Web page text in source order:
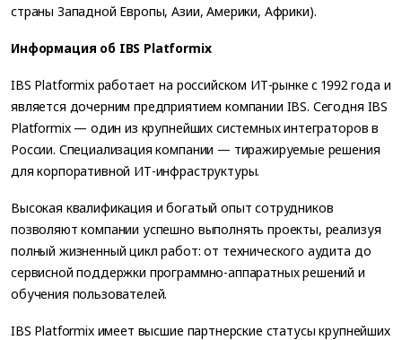
страны Западной Европы, Азии, Америки, Африки).
Информация об IBS Platformix
IBS Platformix работает на российском ИТ-рынке с 1992 года и
является дочерним предприятием компании IBS. Сегодня IBS
Platformix — один из крупнейших системных интеграторов в
России. Специализация компании — тиражируемые решения
для корпоративной ИТ-инфраструктуры.
Высокая квалификация и богатый опыт сотрудников
позволяют компании успешно выполнять проекты, реализуя
полный жизненный цикл работ: от технического аудита до
сервисной поддержки программно-аппаратных решений и
обучения пользователей.
IBS Platformix имеет высшие партнерские статусы крупнейших